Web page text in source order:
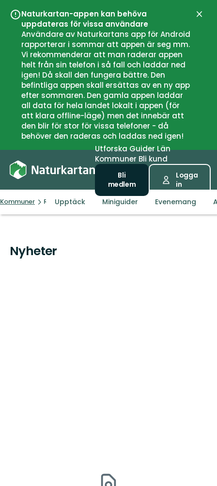
Naturkartan-appen kan behöva
uppdateras för vissa användare
Användare av Naturkartans app för Android
rapporterar i sommar att appen är seg mm.
Vi rekommenderar att man raderar appen
helt från sin telefon i så fall och laddar ned
igen! Då skall den fungera bättre. Den
befintliga appen skall ersättas av en ny app
efter sommaren. Den gamla appen laddar
all data för hela landet lokalt i appen (för
att klara offline-läge) men det innebär att
den blir för stor för vissa telefoner - då
behöver den raderas och laddas ned igen!
UtforskaGuiderLän
Kommuner Bli kund
Bli
medlem
Logga
in
Kommuner RaumaUpptäck Miniguider Evenemang
Nyheter